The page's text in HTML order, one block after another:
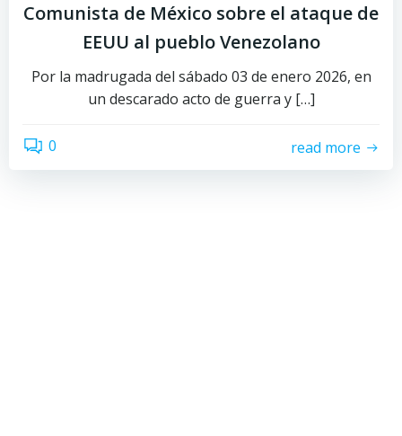
Comunista de México sobre el ataque de
EEUU al pueblo Venezolano
Por la madrugada del sábado 03 de enero 2026, en
un descarado acto de guerra y […]
0 read more